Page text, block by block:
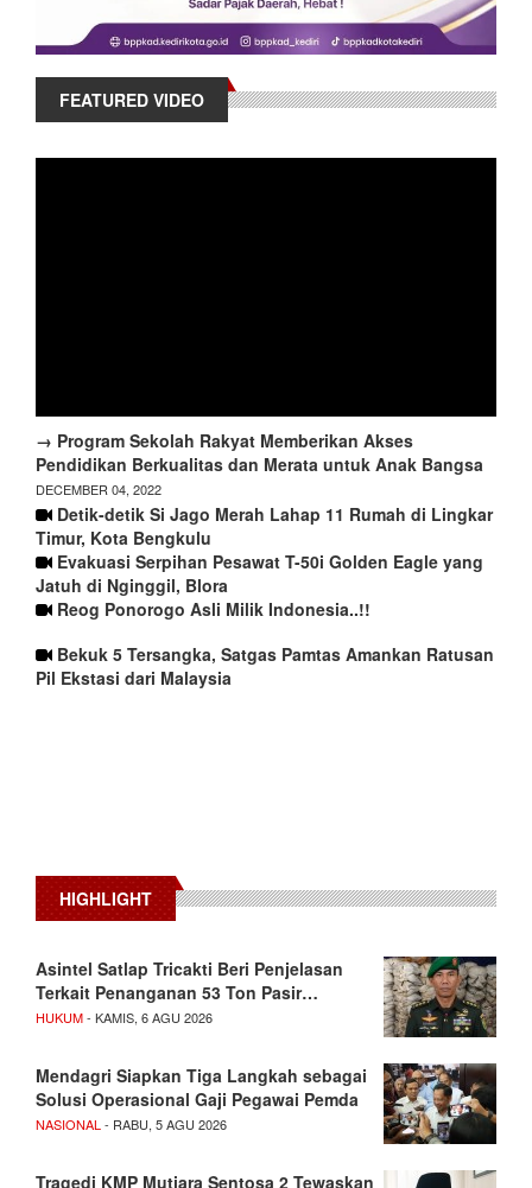
FEATURED VIDEO
→ Program Sekolah Rakyat Memberikan Akses
Pendidikan Berkualitas dan Merata untuk Anak Bangsa
DECEMBER 04, 2022
Detik-detik Si Jago Merah Lahap 11 Rumah di Lingkar
Timur, Kota Bengkulu
Evakuasi Serpihan Pesawat T-50i Golden Eagle yang
Jatuh di Nginggil, Blora
Reog Ponorogo Asli Milik Indonesia..!!
Bekuk 5 Tersangka, Satgas Pamtas Amankan Ratusan
Pil Ekstasi dari Malaysia
HIGHLIGHT
Asintel Satlap Tricakti Beri Penjelasan
Terkait Penanganan 53 Ton Pasir…
HUKUM- KAMIS, 6 AGU 2026
Mendagri Siapkan Tiga Langkah sebagai
Solusi Operasional Gaji Pegawai Pemda
NASIONAL - RABU, 5 AGU 2026
Tragedi KMP Mutiara Sentosa 2 Tewaskan